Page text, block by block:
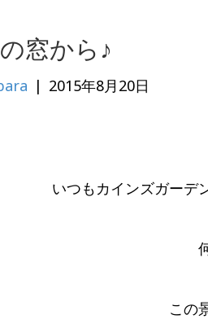
窓から♪
| 2015年8月20日
いつもカインズガーデ
この